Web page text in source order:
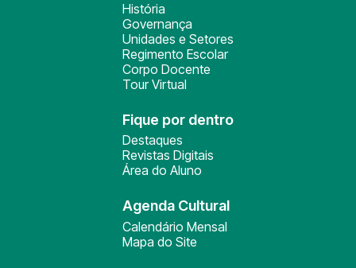
História
Governança
Unidades e Setores
Regimento Escolar
Corpo Docente
Tour Virtual
Fique por dentro
Destaques
Revistas Digitais
Área do Aluno
Agenda Cultural
Calendário Mensal
Mapa do Site